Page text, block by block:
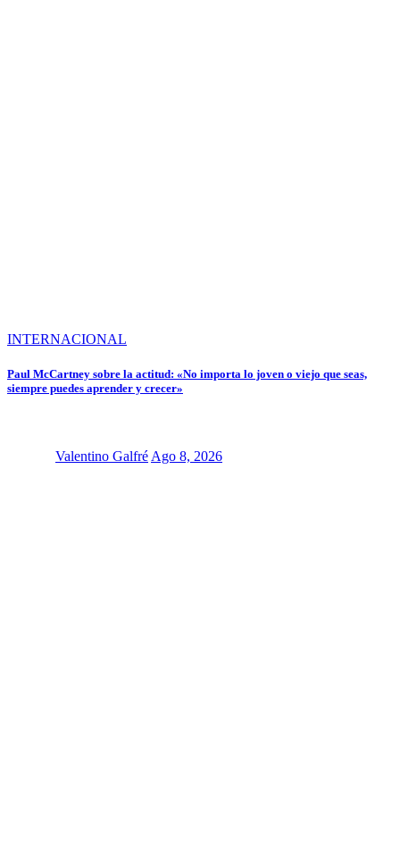
INTERNACIONAL
Paul McCartney sobre la actitud: «No importa lo joven o viejo que seas,
siempre puedes aprender y crecer»
Valentino Galfré Ago 8, 2026